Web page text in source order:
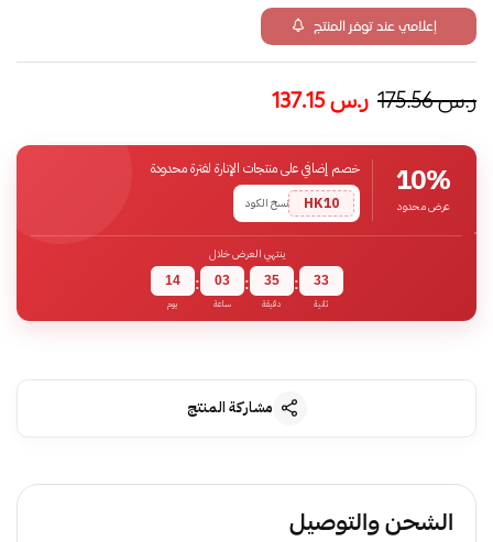
إعلامي عند توفر المنتج
ر.س175.56 ر.س137.15
10%
عرض محدود
خصم إضافي على منتجات الإنارة لفترة محدودة
HK10
نسخ الكود
ينتهي العرض خلال
14
يوم
: 03
ساعة
: 35
دقيقة
: 32
ثانية
مشاركة المنتج
الشحن والتوصيل